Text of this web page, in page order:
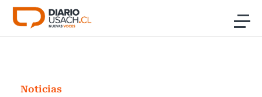
Click acá para ir directamente al contenido
Investigación
Noticias